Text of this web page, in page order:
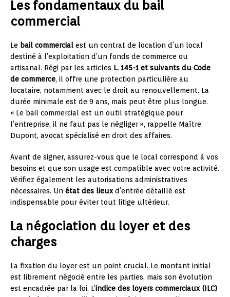
Les fondamentaux du bail
commercial
Le bail commercial est un contrat de location d’un local
destiné à l’exploitation d’un fonds de commerce ou
artisanal. Régi par les articles L. 145-1 et suivants du Code
de commerce, il offre une protection particulière au
locataire, notamment avec le droit au renouvellement. La
durée minimale est de 9 ans, mais peut être plus longue.
« Le bail commercial est un outil stratégique pour
l’entreprise, il ne faut pas le négliger », rappelle Maître
Dupont, avocat spécialisé en droit des affaires.
Avant de signer, assurez-vous que le local correspond à vos
besoins et que son usage est compatible avec votre activité.
Vérifiez également les autorisations administratives
nécessaires. Un état des lieuxd’entrée détaillé est
indispensable pour éviter tout litige ultérieur.
La négociation du loyer et des
charges
La fixation du loyer est un point crucial. Le montant initial
est librement négocié entre les parties, mais son évolution
est encadrée par la loi. L’indice des loyers commerciaux (ILC)